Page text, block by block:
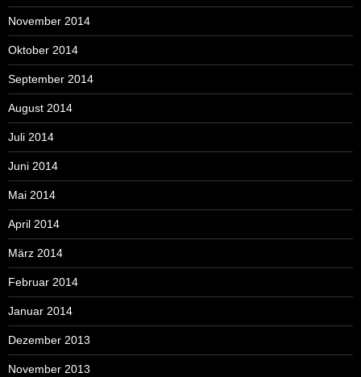
November 2014
Oktober 2014
September 2014
August 2014
Juli 2014
Juni 2014
Mai 2014
April 2014
März 2014
Februar 2014
Januar 2014
Dezember 2013
November 2013